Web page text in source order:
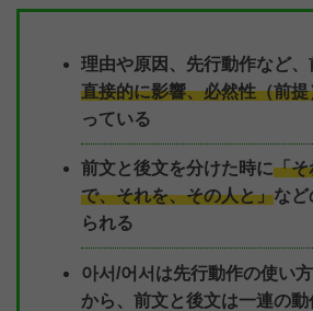
理由や原因、先行動作など
直接的に影響、必然性（前提
っている
前文と後文を分けた時に「そ
で、それを、その人と」など
られる
아서/어서は先行動作の使い
から、前文と後文は一連の